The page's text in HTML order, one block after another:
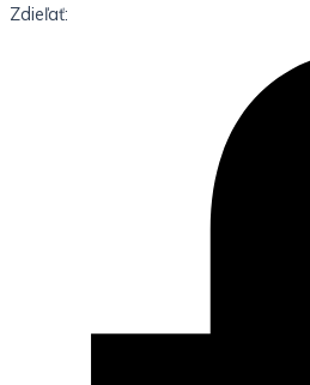
Zdieľať: